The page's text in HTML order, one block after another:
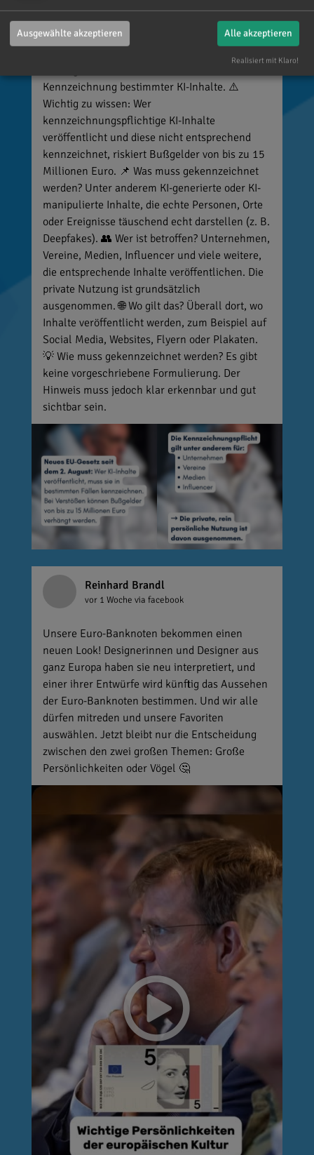
vor 4 Tagen
Kennzeichnung bestimmter KI-Inhalte. ⚠️
Wichtig zu wissen: Wer
kennzeichnungspflichtige KI-Inhalte
veröffentlicht und diese nicht entsprechend
kennzeichnet, riskiert Bußgelder von bis zu 15
Millionen Euro. 📌 Was muss gekennzeichnet
werden? Unter anderem KI-generierte oder KI-
manipulierte Inhalte, die echte Personen, Orte
oder Ereignisse täuschend echt darstellen (z. B.
Deepfakes). 👥 Wer ist betroffen? Unternehmen,
Vereine, Medien, Influencer und viele weitere,
die entsprechende Inhalte veröffentlichen. Die
private Nutzung ist grundsätzlich
ausgenommen. 🌐 Wo gilt das? Überall dort, wo
Inhalte veröffentlicht werden, zum Beispiel auf
Social Media, Websites, Flyern oder Plakaten.
💡 Wie muss gekennzeichnet werden? Es gibt
keine vorgeschriebene Formulierung. Der
Hinweis muss jedoch klar erkennbar und gut
sichtbar sein.
Reinhard Brandl
vor 1 Woche via facebook
Unsere Euro-Banknoten bekommen einen
neuen Look! Designerinnen und Designer aus
ganz Europa haben sie neu interpretiert, und
einer ihrer Entwürfe wird künftig das Aussehen
der Euro-Banknoten bestimmen. Und wir alle
dürfen mitreden und unsere Favoriten
auswählen. Jetzt bleibt nur die Entscheidung
zwischen den zwei großen Themen: Große
Persönlichkeiten oder Vögel 🤔
Ausgewählte akzeptieren Alle akzeptieren
Realisiert mit Klaro!